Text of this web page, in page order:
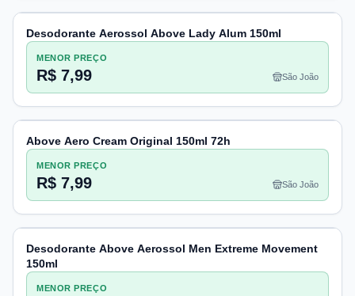
Desodorante Aerossol Above Lady Alum 150ml
MENOR PREÇO
R$ 7,99 São João
Above Aero Cream Original 150ml 72h
MENOR PREÇO
R$ 7,99 São João
Desodorante Above Aerossol Men Extreme Movement
150ml
MENOR PREÇO